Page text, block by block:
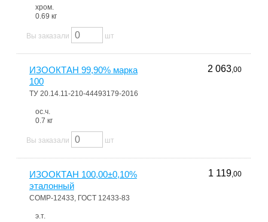
хром.
0.69 кг
Вы заказали шт
ИЗООКТАН 99,90% марка
100
ТУ 20.14.11-210-44493179-2016
ос.ч.
0.7 кг
2 063,00
Вы заказали шт
ИЗООКТАН 100,00±0,10%
эталонный
COMP-12433, ГОСТ 12433-83
э.т.
1 119,00